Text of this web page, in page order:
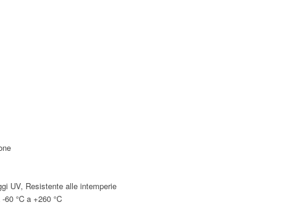
UV, Resistente alle intemperie
-60 °C a +260 °C